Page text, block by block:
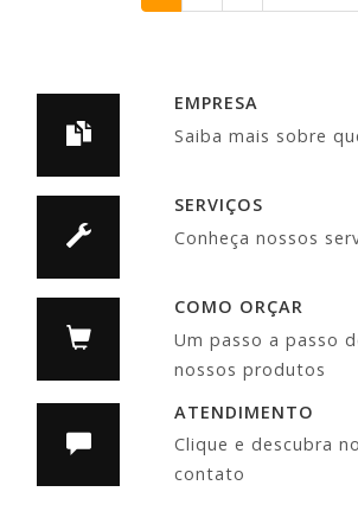
EMPRESA
Saiba mais sobre
SERVIÇOS
Conheça nossos
COMO ORÇAR
Um passo a passo
nossos produtos
ATENDIMENTO
Clique e descubra
contato